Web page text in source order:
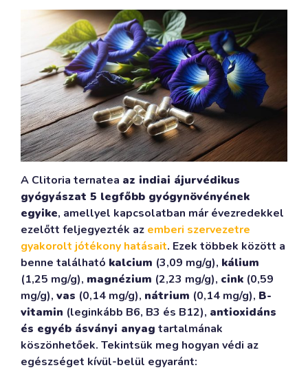
A Clitoria ternatea az indiai ájurvédikus
gyógyászat 5 legfőbb gyógynövényének
egyike, amellyel kapcsolatban már évezredekkel
ezelőtt feljegyezték az emberi szervezetre
gyakorolt jótékony hatásait. Ezek többek között a
benne található kalcium (3,09 mg/g), kálium
(1,25 mg/g), magnézium (2,23 mg/g), cink (0,59
mg/g), vas (0,14 mg/g), nátrium (0,14 mg/g), B-
vitamin (leginkább B6, B3 és B12), antioxidáns
és egyéb ásványi anyag tartalmának
köszönhetőek. Tekintsük meg hogyan védi az
egészséget kívül-belül egyaránt: